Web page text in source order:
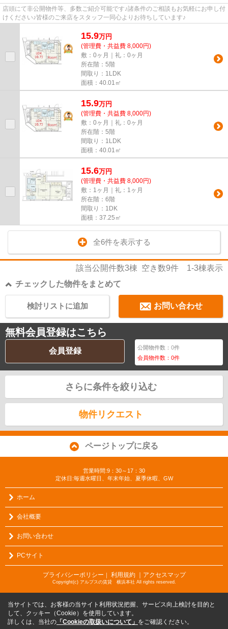
店頭にて非公開物件等、多数ご紹介可能です♪諸条件のご相談もお気軽にお申し付
けください♪皆様のご来店をスタッフ一同心よりお待ちしています♪
15.9万円
(管理費・共益費 8,000円)
敷：0ヶ月｜礼：0ヶ月
所在階：5階
間取り：1LDK
面積：40.01㎡
15.9万円
(管理費・共益費 8,000円)
敷：0ヶ月｜礼：0ヶ月
所在階：5階
間取り：1LDK
面積：40.01㎡
15.6万円
(管理費・共益費 8,000円)
敷：1ヶ月｜礼：1ヶ月
所在階：6階
間取り：1DK
面積：37.25㎡
全6件を表示する
該当公開件数3棟 空き数9件 1-3棟表示
チェックした物件をまとめて
お問い合わせ
検討リストに追加
無料会員登録はこちら
会員登録 公開物件数：0件
会員物件数：0件
さらに条件を絞り込む
物件リクエスト
ページトップに戻る
営業時間:9：30～17：30
定休日:毎週水曜日、年末年始、夏季休暇、GW
ホーム
会社概要
お問い合わせ
PCサイト
プライバシーポリシー ｜ 利用規約 ｜アクセスマップ
Copyright(c) アルプスの賃貸 横浜本社 All rights reserved.
当サイトでは、お客様の当サイト利用状況把握、サービス向上検討を目的と
して、クッキー（Cookie）を使用しています。
詳しくは、当社の 「Cookieの取扱いについて」 をご確認ください。